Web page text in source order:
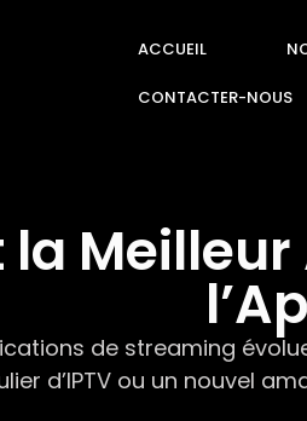
ACCUEIL
CONTACTER-NOUS
de streaming
d’IPTV ou un nouvel